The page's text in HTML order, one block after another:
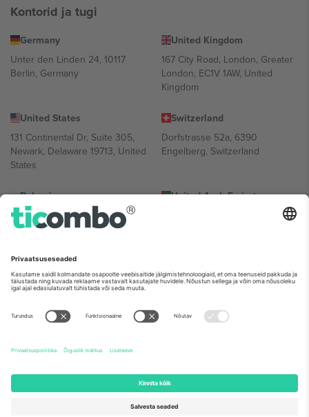
Kontorid ja tugi
Germany
Unter den Linden 24, 10117
Berlin, Germany
United Kingdom
167 City Road, London, Greater
London, EC1V 1AW, United
Kingdom
United States
131 Continental Dr, Suite 305,
Newark, Delaware 19713, United
States
Switzerland
Dorfstrasse 52a, 6390
Engelberg, Switzerland
Bulgaria
Regus Sofia City West, bul
Totleben 53-55, 1606 Sofia,
United Arab Emirates
UAE Dubai Silicon Oasis, DDP
Mexico
Av Chapultepec 360, Roma
Norte, Cuauhtémoc, 06700
Ciudad de México, CDMX,
sündmusest ja/või domeenist. Detailide jaoks vaata konkreetse
sündmuse lehte, impressumit ja tingimusi.,
2026 Ticombo. Kõik õigused kaitstud.